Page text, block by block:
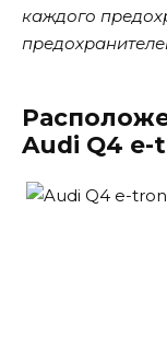
каждого
Audi Q4 e-